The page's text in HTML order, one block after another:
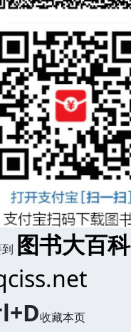
图书大百科
收藏本页